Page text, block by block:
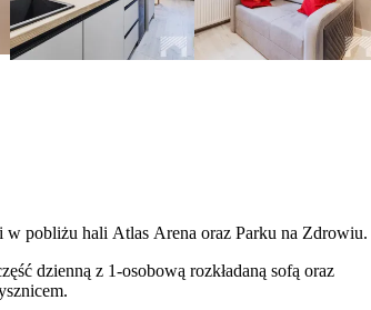
pobliżu hali Atlas Arena oraz Parku na Zdrowiu.
dzienną z 1-osobową rozkładaną sofą oraz